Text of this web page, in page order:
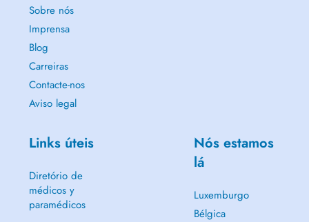
Sobre nós
Imprensa
Blog
Carreiras
Contacte-nos
Aviso legal
Links úteis
Diretório de
médicos y
paramédicos
Nós estamos
lá
Luxemburgo
Bélgica